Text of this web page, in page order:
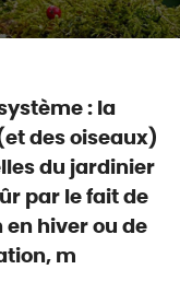
: la
des oiseaux)
du jardinier
par le fait de
en hiver ou de
m